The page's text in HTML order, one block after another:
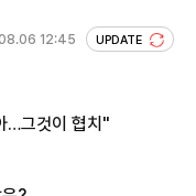
12:45 UPDATE
…그것이 협치"